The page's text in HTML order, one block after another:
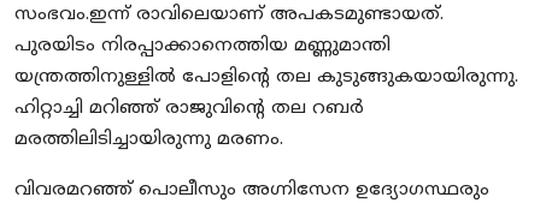
സംഭവം.ഇന്ന് രാവിലെയാണ് അപകടമുണ്ടായത്.
പുരയിടം നിരപ്പാക്കാനെത്തിയ മണ്ണുമാന്തി
യന്ത്രത്തിനുള്ളിൽ പോളിന്‍റെ തല കുടുങ്ങുകയായിരുന്നു.
ഹിറ്റാച്ചി മറിഞ്ഞ് രാജുവിൻ്റെ തല റബർ
മരത്തിലിടിച്ചായിരുന്നു മരണം.
വിവരമറഞ്ഞ് പൊലീസും അഗ്നിസേന ഉദ്യോഗസ്ഥരും